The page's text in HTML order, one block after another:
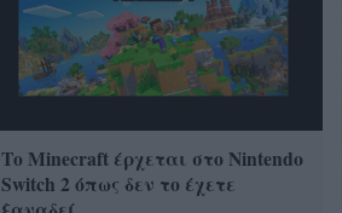
Το Minecraft έρχεται στο Nintendo
Switch 2 όπως δεν το έχετε